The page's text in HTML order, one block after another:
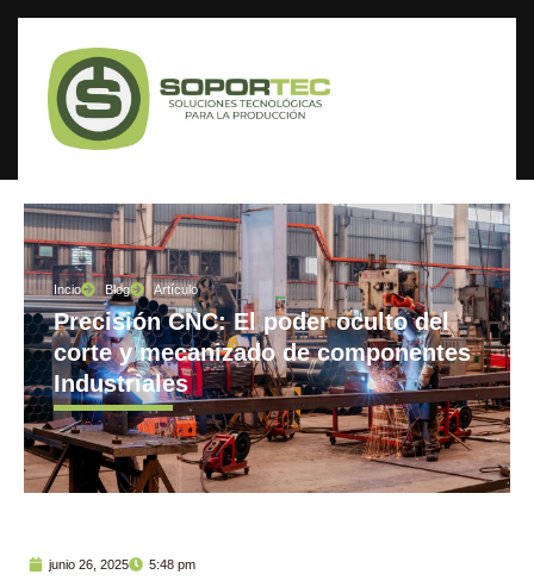
Incio Blog Artículo
Precisión CNC: El poder oculto del
corte y mecanizado de componentes
Industriales
junio 26, 2025 5:48 pm